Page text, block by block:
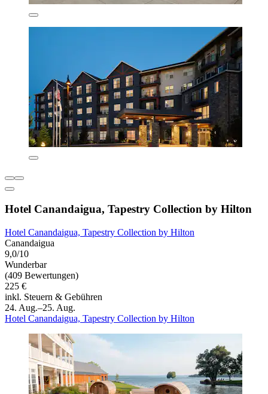
Hotel Canandaigua, Tapestry Collection by Hilton
Hotel Canandaigua, Tapestry Collection by Hilton
Canandaigua
9,0/10
Wunderbar
(409 Bewertungen)
225 €
inkl. Steuern & Gebühren
24. Aug.–25. Aug.
Hotel Canandaigua, Tapestry Collection by Hilton